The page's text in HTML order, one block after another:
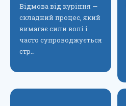
Відмова від куріння —
складний процес, який
вимагає сили волі і
часто супроводжується
стр…